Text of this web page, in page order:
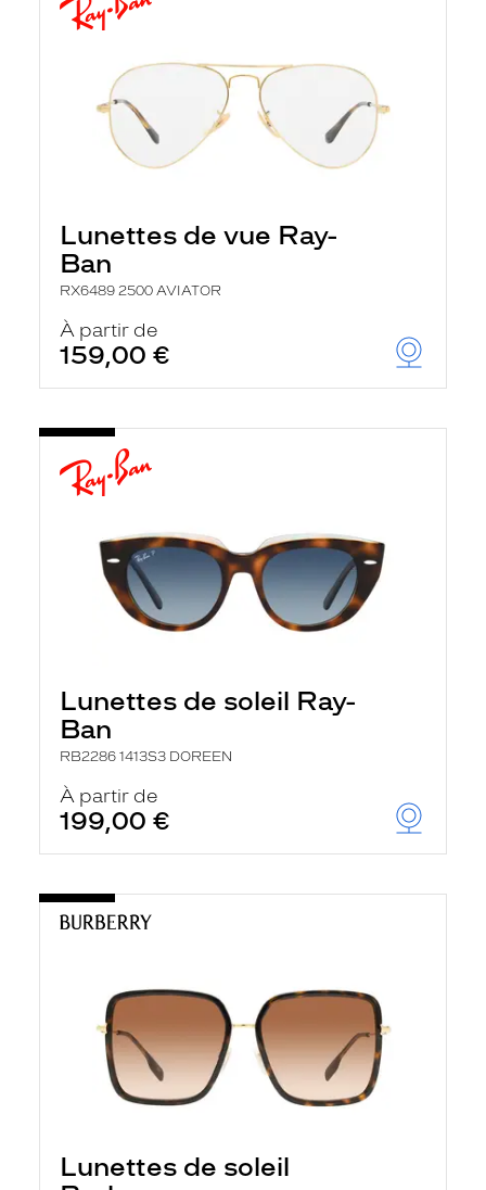
Lunettes de vue Ray-
Ban
RX6489 2500 AVIATOR
À partir de
159,00 €
Lunettes de soleil Ray-
Ban
RB2286 1413S3 DOREEN
À partir de
199,00 €
Lunettes de soleil